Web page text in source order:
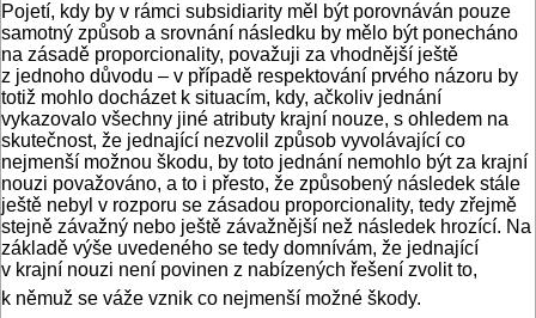
Pojetí, kdy by v rámci subsidiarity měl být porovnáván pouze
samotný způsob a srovnání následku by mělo být ponecháno
na zásadě proporcionality, považuji za vhodnější ještě
z jednoho důvodu – v případě respektování prvého názoru by
totiž mohlo docházet k situacím, kdy, ačkoliv jednání
vykazovalo všechny jiné atributy krajní nouze, s ohledem na
skutečnost, že jednající nezvolil způsob vyvolávající co
nejmenší možnou škodu, by toto jednání nemohlo být za krajní
nouzi považováno, a to i přesto, že způsobený následek stále
ještě nebyl v rozporu se zásadou proporcionality, tedy zřejmě
stejně závažný nebo ještě závažnější než následek hrozící. Na
základě výše uvedeného se tedy domnívám, že jednající
v krajní nouzi není povinen z nabízených řešení zvolit to,
k němuž se váže vznik co nejmenší možné škody.